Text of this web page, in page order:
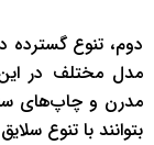
مدل مختلف در
مدرن و چاپ‌های
بتوانند با تنوع